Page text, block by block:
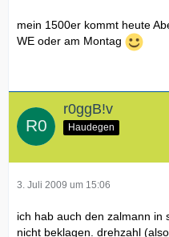
mein 1500er kommt heute
WE oder am Montag
r0ggB!v
Haudegen
3. Juli 2009 um 15:06
ich hab auch den zalmann in
nicht beklagen. drehzahl